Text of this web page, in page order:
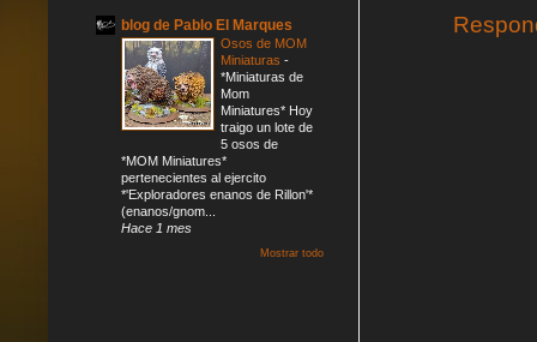
blog de Pablo El Marques
Osos de MOM
Miniaturas -
*Miniaturas de
Mom
Miniatures* Hoy
traigo un lote de
5 osos de
*MOM Miniatures*
pertenecientes al ejercito
*'Exploradores enanos de Rillon'*
(enanos/gnom...
Hace 1 mes
Mostrar todo